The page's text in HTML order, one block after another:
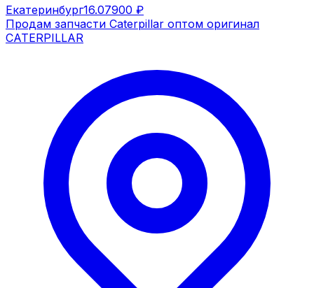
Екатеринбург16.07900 ₽
Продам запчасти Caterpillar оптом оригинал
CATERPILLAR